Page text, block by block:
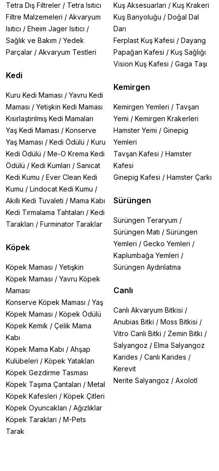
Tetra Dış Filtreler / Tetra Isıtıcı
Filtre Malzemeleri / Akvaryum
Isıtıcı / Eheim Jager Isıtıcı /
Sağlık ve Bakım / Yedek
Parçalar / Akvaryum Testleri
Kedi
Kuru Kedi Maması / Yavru Kedi
Maması / Yetişkin Kedi Maması
Kısırlaştırılmış Kedi Mamaları
Yaş Kedi Maması / Konserve
Yaş Maması / Kedi Ödülü / Kuru
Kedi Ödülü / Me-O Krema Kedi
Ödülü / Kedi Kumları / Sanicat
Kedi Kumu / Ever Clean Kedi
Kumu / Lindocat Kedi Kumu /
Akıllı Kedi Tuvaleti / Mama Kabı
Kedi Tırmalama Tahtaları / Kedi
Tarakları / Furminator Taraklar
Köpek
Köpek Maması / Yetişkin
Köpek Maması / Yavru Köpek
Maması
Konserve Köpek Maması / Yaş
Köpek Maması / Köpek Ödülü
Köpek Kemik / Çelik Mama
Kabı
Köpek Mama Kabı / Ahşap
Kulübeleri / Köpek Yatakları
Köpek Gezdirme Tasması
Köpek Taşıma Çantaları / Metal
Köpek Kafesleri / Köpek Çitleri
Köpek Oyuncakları / Ağızlıklar
Köpek Tarakları / M-Pets
Tarak
Kuş Aksesuarları / Kuş Krakeri
Kuş Banyoluğu / Doğal Dal
Darı
Ferplast Kuş Kafesi / Dayang
Papağan Kafesi / Kuş Sağlığı
Vision Kuş Kafesi / Gaga Taşı
Kemirgen
Kemirgen Yemleri / Tavşan
Yemi / Kemirgen Krakerleri
Hamster Yemi / Ginepig
Yemleri
Tavşan Kafesi / Hamster
Kafesi
Ginepig Kafesi / Hamster Çarkı
Sürüngen
Sürüngen Teraryum /
Sürüngen Matı / Sürüngen
Yemleri / Gecko Yemleri /
Kaplumbağa Yemleri /
Sürüngen Aydınlatma
Canlı
Canlı Akvaryum Bitkisi /
Anubias Bitki / Moss Bitkisi /
Vitro Canlı Bitki / Zemin Bitki /
Salyangoz / Elma Salyangoz
Karides / Canlı Karides /
Kerevit
Nerite Salyangoz / Axolotl